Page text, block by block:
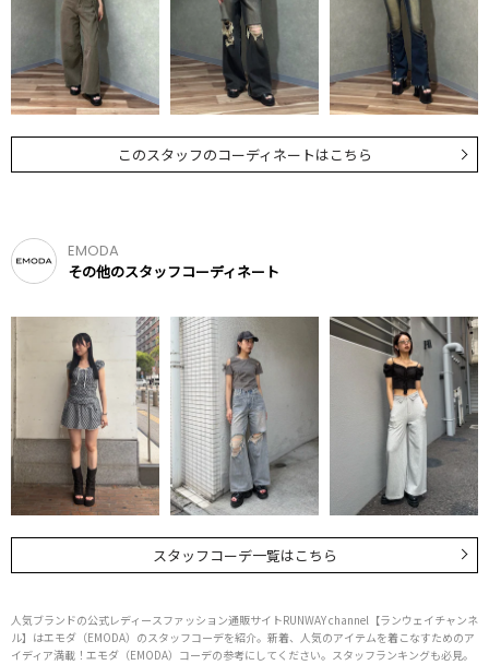
このスタッフのコーディネートはこちら
EMODA
その他のスタッフコーディネート
スタッフコーデ一覧はこちら
人気ブランドの公式レディースファッション通販サイトRUNWAY channel【ランウェイチャンネ
ル】はエモダ（EMODA）のスタッフコーデを紹介。新着、人気のアイテムを着こなすためのア
イディア満載！エモダ（EMODA）コーデの参考にしてください。スタッフランキングも必見。